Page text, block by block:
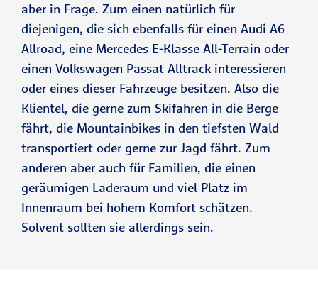
aber in Frage. Zum einen natürlich für
diejenigen, die sich ebenfalls für einen Audi A6
Allroad, eine Mercedes E-Klasse All-Terrain oder
einen Volkswagen Passat Alltrack interessieren
oder eines dieser Fahrzeuge besitzen. Also die
Klientel, die gerne zum Skifahren in die Berge
fährt, die Mountainbikes in den tiefsten Wald
transportiert oder gerne zur Jagd fährt. Zum
anderen aber auch für Familien, die einen
geräumigen Laderaum und viel Platz im
Innenraum bei hohem Komfort schätzen.
Solvent sollten sie allerdings sein.